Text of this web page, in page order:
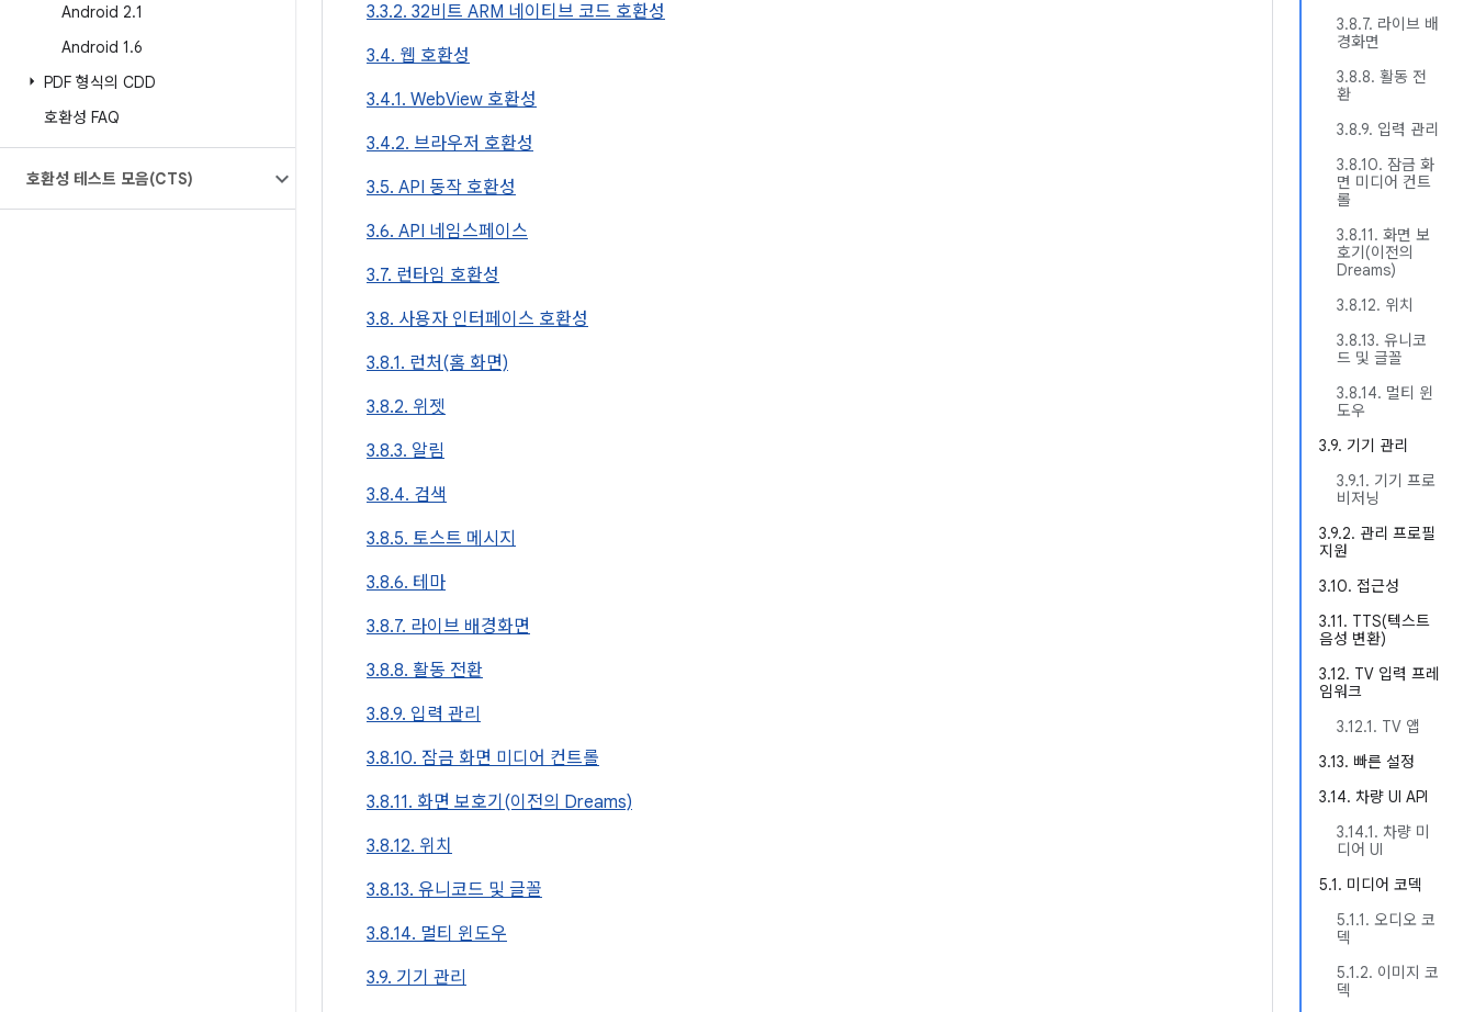
Android 2.1
Android 1.6
PDF 형식의 CDD
호환성 FAQ
호환성 테스트 모음(CTS)
3.8.7. 라이브 배
경화면
3.8.8. 활동 전
환
3.8.9. 입력 관리
3.8.10. 잠금 화
면 미디어 컨트
롤
3.8.11. 화면 보
호기(이전의
Dreams)
3.8.12. 위치
3.8.13. 유니코
드 및 글꼴
3.8.14. 멀티 윈
도우
3.9. 기기 관리
3.9.1. 기기 프로
비저닝
3.9.2. 관리 프로필
지원
3.10. 접근성
3.11. TTS(텍스트
음성 변환)
3.12. TV 입력 프레
임워크
3.12.1. TV 앱
3.13. 빠른 설정
3.14. 차량 UI API
3.14.1. 차량 미
디어 UI
5.1. 미디어 코덱
5.1.1. 오디오 코
덱
5.1.2. 이미지 코
덱
3.3.2. 32비트 ARM 네이티브 코드 호환성
3.4. 웹 호환성
3.4.1. WebView 호환성
3.4.2. 브라우저 호환성
3.5. API 동작 호환성
3.6. API 네임스페이스
3.7. 런타임 호환성
3.8. 사용자 인터페이스 호환성
3.8.1. 런처(홈 화면)
3.8.2. 위젯
3.8.3. 알림
3.8.4. 검색
3.8.5. 토스트 메시지
3.8.6. 테마
3.8.7. 라이브 배경화면
3.8.8. 활동 전환
3.8.9. 입력 관리
3.8.10. 잠금 화면 미디어 컨트롤
3.8.11. 화면 보호기(이전의 Dreams)
3.8.12. 위치
3.8.13. 유니코드 및 글꼴
3.8.14. 멀티 윈도우
3.9. 기기 관리